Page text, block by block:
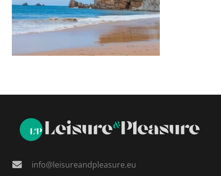
info@leisureandpleasure.eu